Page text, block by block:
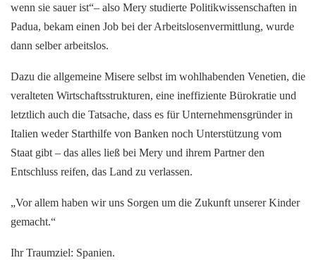
wenn sie sauer ist“– also Mery studierte Politikwissenschaften in
Padua, bekam einen Job bei der Arbeitslosenvermittlung, wurde
dann selber arbeitslos.
Dazu die allgemeine Misere selbst im wohlhabenden Venetien, die
veralteten Wirtschaftsstrukturen, eine ineffiziente Bürokratie und
letztlich auch die Tatsache, dass es für Unternehmensgründer in
Italien weder Starthilfe von Banken noch Unterstützung vom
Staat gibt – das alles ließ bei Mery und ihrem Partner den
Entschluss reifen, das Land zu verlassen.
„Vor allem haben wir uns Sorgen um die Zukunft unserer Kinder
gemacht.“
Ihr Traumziel: Spanien.